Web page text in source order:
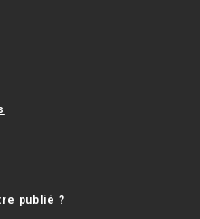
publié ?